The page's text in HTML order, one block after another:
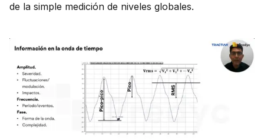
de la simple medición de niveles globales.